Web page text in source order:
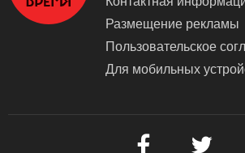
Размещение рекламы
Пользовательское
Для мобильных